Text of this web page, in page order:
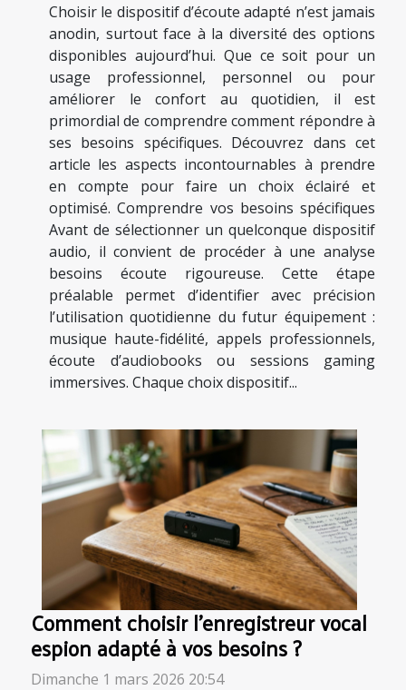
Choisir le dispositif d’écoute adapté n’est jamais
anodin, surtout face à la diversité des options
disponibles aujourd’hui. Que ce soit pour un
usage professionnel, personnel ou pour
améliorer le confort au quotidien, il est
primordial de comprendre comment répondre à
ses besoins spécifiques. Découvrez dans cet
article les aspects incontournables à prendre
en compte pour faire un choix éclairé et
optimisé. Comprendre vos besoins spécifiques
Avant de sélectionner un quelconque dispositif
audio, il convient de procéder à une analyse
besoins écoute rigoureuse. Cette étape
préalable permet d’identifier avec précision
l’utilisation quotidienne du futur équipement :
musique haute-fidélité, appels professionnels,
écoute d’audiobooks ou sessions gaming
immersives. Chaque choix dispositif...
Comment choisir l'enregistreur vocal
espion adapté à vos besoins ?
Dimanche 1 mars 2026 20:54